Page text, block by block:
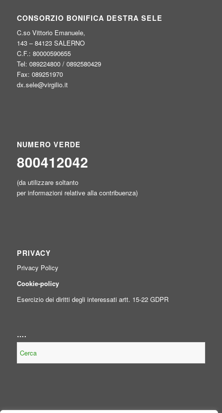
CONSORZIO BONIFICA DESTRA SELE
C.so Vittorio Emanuele,
143 – 84123 SALERNO
C.F.: 80000590655
Tel: 089224800 / 0892580429
Fax: 089251970
dx.sele@virgilio.it
NUMERO VERDE
800412042
(da utilizzare soltanto
per informazioni relative alla contribuenza)
PRIVACY
Privacy Policy
Cookie-policy
Esercizio dei diritti degli interessati artt. 15-22 GDPR
….